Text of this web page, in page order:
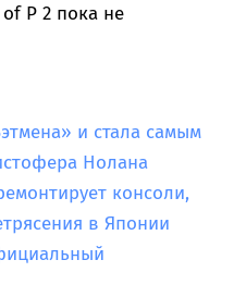
P 2 пока не
и стала самым
Нолана
консоли,
в Японии